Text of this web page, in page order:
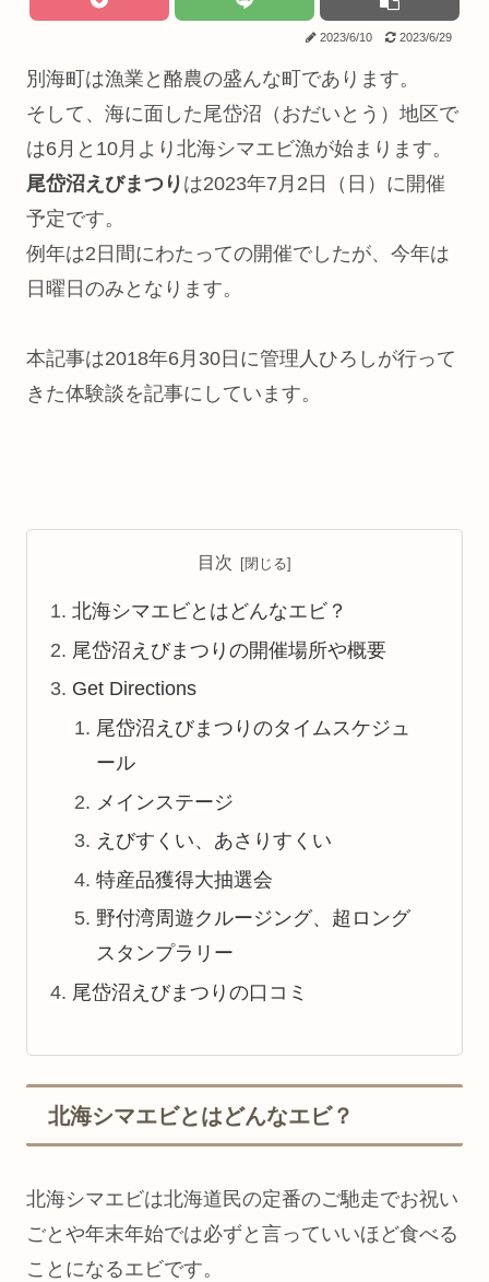
2023/6/10 2023/6/29
別海町は漁業と酪農の盛んな町であります。
そして、海に面した尾岱沼（おだいとう）地区で
は6月と10月より北海シマエビ漁が始まります。
尾岱沼えびまつり は2023年7月2日（日）に開催
予定です。
例年は2日間にわたっての開催でしたが、今年は
日曜日のみとなります。
本記事は2018年6月30日に管理人ひろしが行って
きた体験談を記事にしています。
目次
北海シマエビとはどんなエビ？
尾岱沼えびまつりの開催場所や概要
Get Directions
尾岱沼えびまつりのタイムスケジュ
ール
メインステージ
えびすくい、あさりすくい
特産品獲得大抽選会
野付湾周遊クルージング、超ロング
スタンプラリー
尾岱沼えびまつりの口コミ
北海シマエビとはどんなエビ？
北海シマエビは北海道民の定番のご馳走でお祝い
ごとや年末年始では必ずと言っていいほど食べる
ことになるエビです。